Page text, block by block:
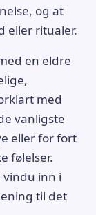
og at
eller ritualer.
en eldre
med
vanligste
eller for fort
følelser.
vindu inn i
til det